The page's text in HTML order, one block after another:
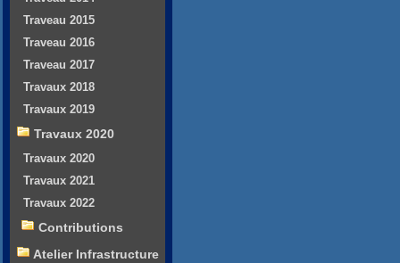
Traveau 2015
Traveau 2016
Traveau 2017
Travaux 2018
Travaux 2019
Travaux 2020
Travaux 2020
Travaux 2021
Travaux 2022
Contributions
Atelier Infrastructure